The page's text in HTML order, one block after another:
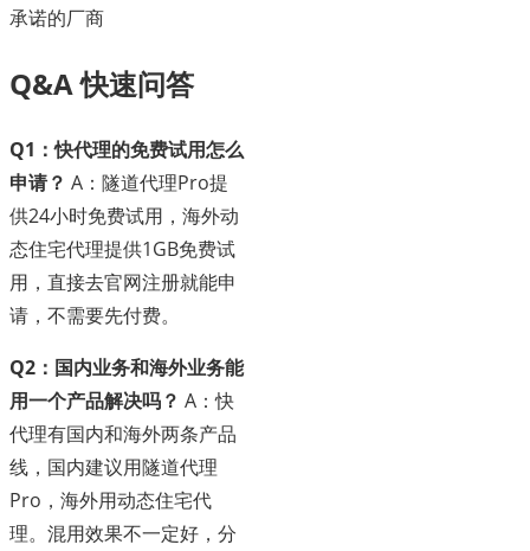
承诺的厂商
Q&A 快速问答
Q1：快代理的免费试用怎么
申请？ A：隧道代理Pro提
供24小时免费试用，海外动
态住宅代理提供1GB免费试
用，直接去官网注册就能申
请，不需要先付费。
Q2：国内业务和海外业务能
用一个产品解决吗？ A：快
代理有国内和海外两条产品
线，国内建议用隧道代理
Pro，海外用动态住宅代
理。混用效果不一定好，分